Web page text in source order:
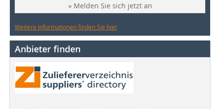
» Melden Sie sich jetzt an
Weitere Informationen finden Sie hier
Anbieter finden